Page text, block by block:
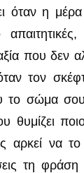
όταν η
που δεν
τον
σώμα σου
θυμίζει
αρκεί να
τη φράση